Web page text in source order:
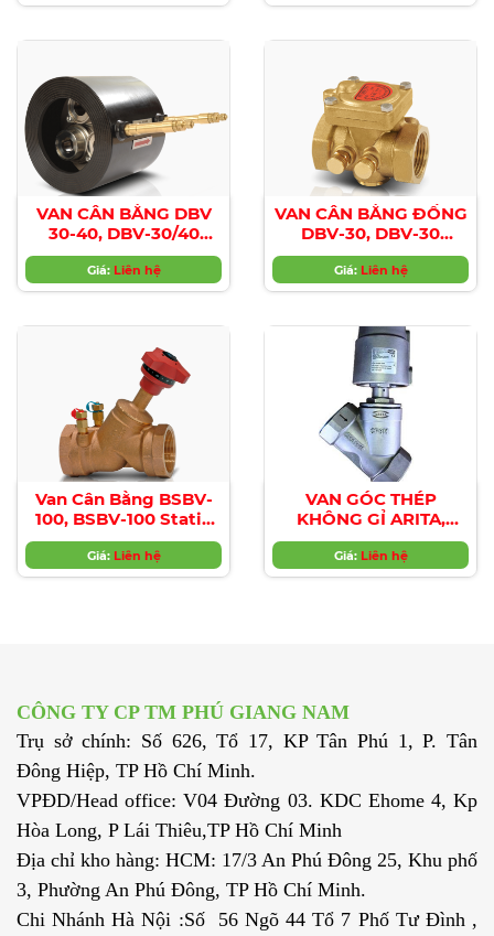
VAN CÂN BẰNG DBV
30-40, DBV-30/40
DYNAMIC BALANCE
VALVES
Giá: Liên hệ
VAN CÂN BẰNG ĐỒNG
DBV-30, DBV-30
Dynamic Type
Balanced Valve
Giá: Liên hệ
Van Cân Bằng BSBV-
100, BSBV-100 Static
Balance Valve
Giá: Liên hệ
VAN GÓC THÉP
KHÔNG GỈ ARITA,
Pneumatic-angle-
seat-Valve-SS-Thread
Giá: Liên hệ
CÔNG TY CP TM PHÚ GIANG NAM
Trụ sở chính: Số 626, Tổ 17, KP Tân Phú 1, P. Tân
Đông Hiệp, TP Hồ Chí Minh.
VPĐD/Head office: V04 Đường 03. KDC Ehome 4, Kp
Hòa Long, P Lái Thiêu,TP Hồ Chí Minh
Địa chỉ kho hàng: HCM: 17/3 An Phú Đông 25, Khu phố
3, Phường An Phú Đông, TP Hồ Chí Minh.
Chi Nhánh Hà Nội :Số 56 Ngõ 44 Tổ 7 Phố Tư Đình ,